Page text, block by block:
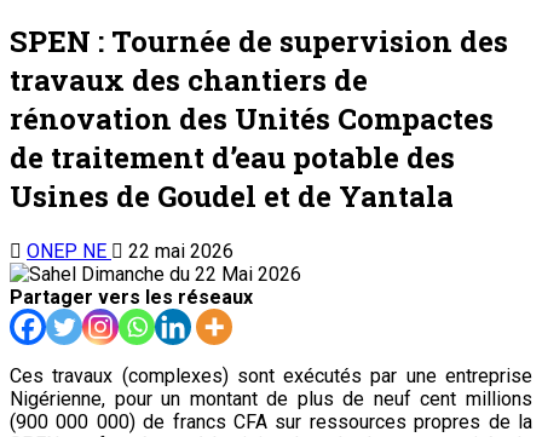
SPEN : Tournée de supervision des
travaux des chantiers de
rénovation des Unités Compactes
de traitement d’eau potable des
Usines de Goudel et de Yantala
ONEP NE
22 mai 2026
Partager vers les réseaux
Ces travaux (complexes) sont exécutés par une entreprise
Nigérienne, pour un montant de plus de neuf cent millions
(900 000 000) de francs CFA sur ressources propres de la